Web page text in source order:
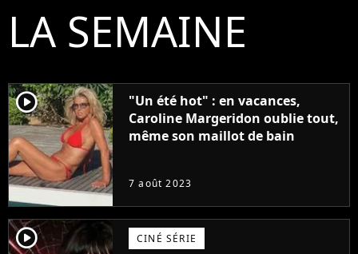
LA SEMAINE
player2
"Un été hot" : en vacances,
Caroline Margeridon oublie tout,
même son maillot de bain
7 août 2023
player2 CINÉ SÉRIE